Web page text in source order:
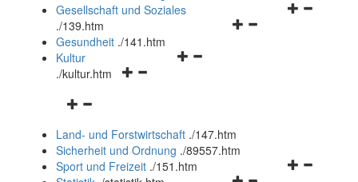
schließen
Navigationsmenü
Gesellschaft und Soziales
./139.htm
Navigationsmenü
Gesundheit ./141.htm
Navigationsmenü
Kultur
./kultur.htm
Navigationsmenü
und
schließen
Land- und Forstwirtschaft ./147.htm
Sicherheit und Ordnung ./89557.htm
Sport und Freizeit ./151.htm